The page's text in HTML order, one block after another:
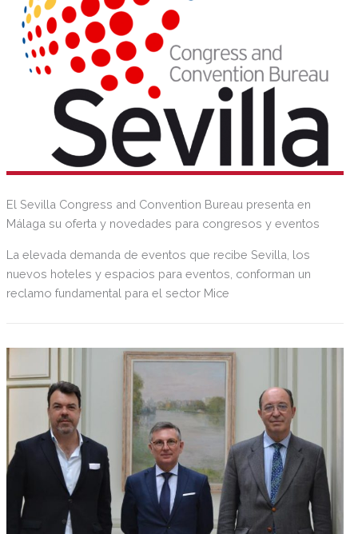
El Sevilla Congress and Convention Bureau presenta en
Málaga su oferta y novedades para congresos y eventos
La elevada demanda de eventos que recibe Sevilla, los
nuevos hoteles y espacios para eventos, conforman un
reclamo fundamental para el sector Mice